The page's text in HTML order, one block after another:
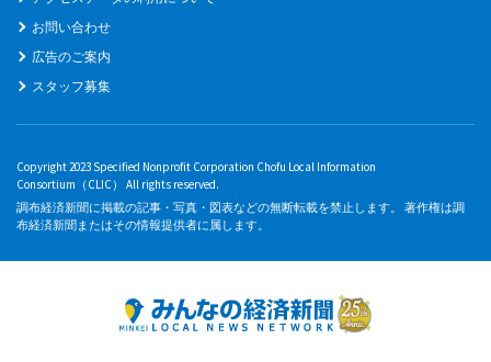
お問い合わせ
広告のご案内
スタッフ募集
Copyright 2023 Specified Nonprofit Corporation Chofu Local Information
Consortium（CLIC） All rights reserved.
調布経済新聞に掲載の記事・写真・図表などの無断転載を禁止します。 著作権は調
布経済新聞またはその情報提供者に属します。